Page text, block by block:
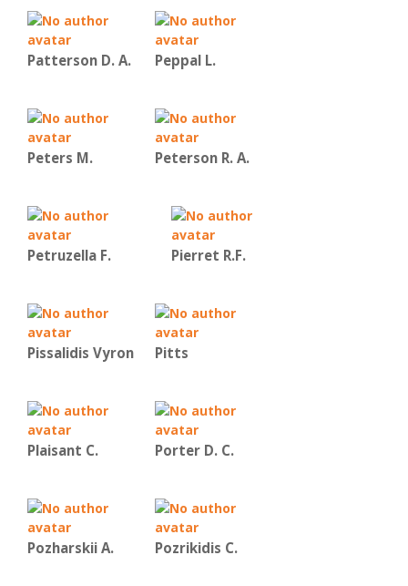
Patterson D. A. Peppal L.
Peters M. Peterson R. A.
Petruzella F. Pierret R.F.
Pissalidis Vyron Pitts
Plaisant C. Porter D. C.
Pozharskii A. Pozrikidis C.